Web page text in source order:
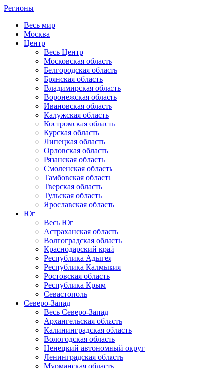
Регионы
Весь мир
Москва
Центр
Весь Центр
Московская область
Белгородская область
Брянская область
Владимирская область
Воронежская область
Ивановская область
Калужская область
Костромская область
Курская область
Липецкая область
Орловская область
Рязанская область
Смоленская область
Тамбовская область
Тверская область
Тульская область
Ярославская область
Юг
Весь Юг
Астраханская область
Волгоградская область
Краснодарский край
Республика Адыгея
Республика Калмыкия
Ростовская область
Республика Крым
Севастополь
Северо-Запад
Весь Северо-Запад
Архангельская область
Калининградская область
Вологодская область
Ненецкий автономный округ
Ленинградская область
Мурманская область